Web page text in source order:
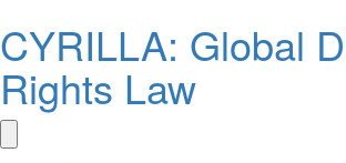
CYRILLA: Global
Rights Law